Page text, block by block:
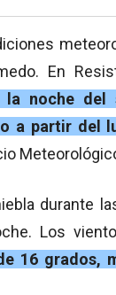
En
la noche
a partir del
durante
Los
16 grados,